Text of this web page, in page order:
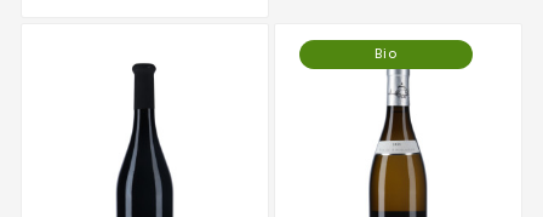
Bio